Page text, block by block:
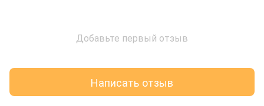
Добавьте первый отзыв
Написать отзыв